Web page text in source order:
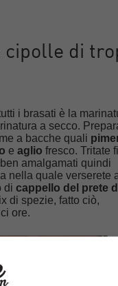
cipolle di
i brasati è la
a secco.
a bacche quali
eaglio fresco. Tritate
amalgamati quindi
nella quale verserete
dicappello del prete
di spezie, fatto ciò,
ore.